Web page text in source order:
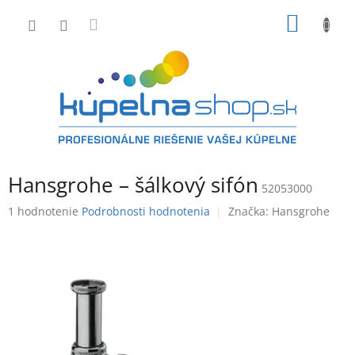
Hansgrohe – šálkový sifón 52053000
Priemerné
1 hodnotenie Podrobnosti hodnotenia Značka: Hansgrohe